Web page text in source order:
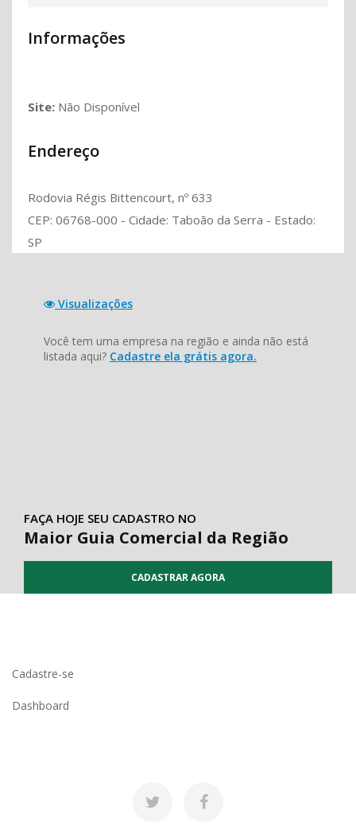
Informações
Site: Não Disponível
Endereço
Rodovia Régis Bittencourt, nº 633
CEP: 06768-000 - Cidade: Taboão da Serra - Estado:
SP
Visualizações
Você tem uma empresa na região e ainda não está
listada aqui? Cadastre ela grátis agora.
FAÇA HOJE SEU CADASTRO NO
Maior Guia Comercial da Região
CADASTRAR AGORA
Cadastre-se
Dashboard